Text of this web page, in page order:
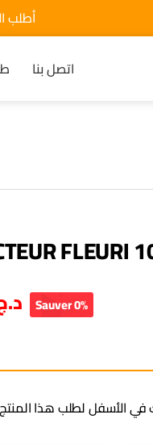
أطلب
اتصل بنا
FLEURI
Sauver 0%
الأسفل لطلب هذا المنتج